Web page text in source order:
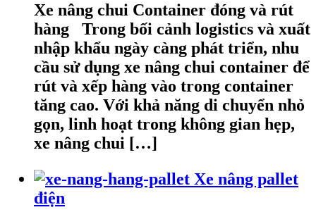
Xe nâng chui Container đóng và rút
hàng Trong bối cảnh logistics và xuất
nhập khẩu ngày càng phát triển, nhu
cầu sử dụng xe nâng chui container để
rút và xếp hàng vào trong container
tăng cao. Với khả năng di chuyển nhỏ
gọn, linh hoạt trong không gian hẹp,
xe nâng chui […]
Xe nâng pallet
điện